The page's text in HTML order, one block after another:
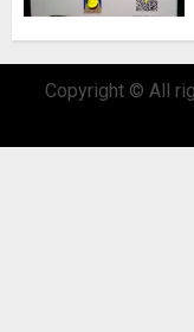
Copyright © All